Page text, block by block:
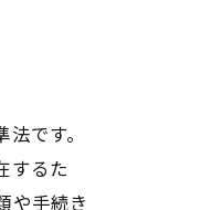
です。
するた
や手続き